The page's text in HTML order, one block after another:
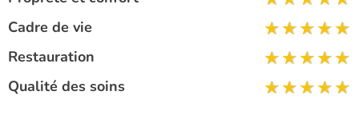
Cadre de vie
Restauration
Qualité des soins